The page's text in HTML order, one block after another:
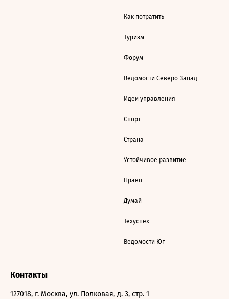
Как потратить
Туризм
Форум
Ведомости Северо-Запад
Идеи управления
Спорт
Страна
Устойчивое развитие
Право
Думай
Техуспех
Ведомости Юг
Контакты
127018, г. Москва, ул. Полковая, д. 3, стр. 1